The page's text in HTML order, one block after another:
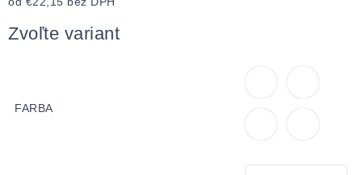
cena:
Zvoľte variant
FARBA